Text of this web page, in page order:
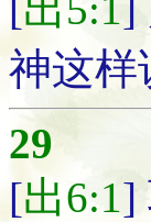
神这样
29
[出6:1]